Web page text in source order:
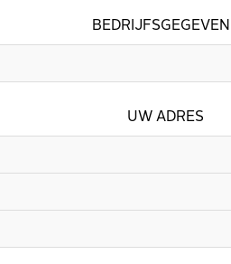
UW ADRES